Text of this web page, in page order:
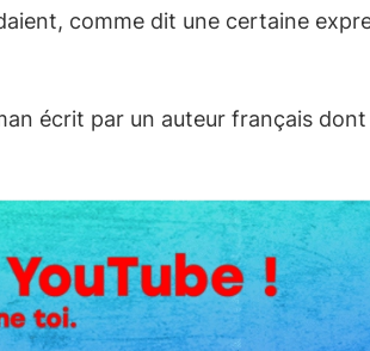
comme dit une certaine
écrit par un auteur français dont